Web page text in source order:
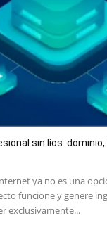
sin líos:
ya no es una
funcione y genere
exclusivamente...